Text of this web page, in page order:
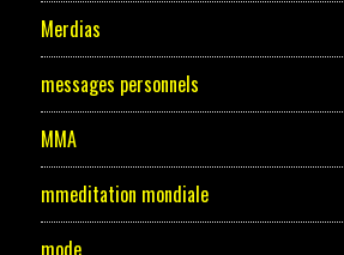
Merdias
messages personnels
MMA
mmeditation mondiale